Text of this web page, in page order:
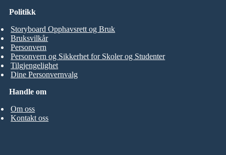
Handle om
Om oss
Kontakt oss
Politikk
Storyboard Opphavsrett og Bruk
Bruksvilkår
Personvern
Personvern og Sikkerhet for Skoler og Studenter
Tilgjengelighet
Dine Personvernvalg